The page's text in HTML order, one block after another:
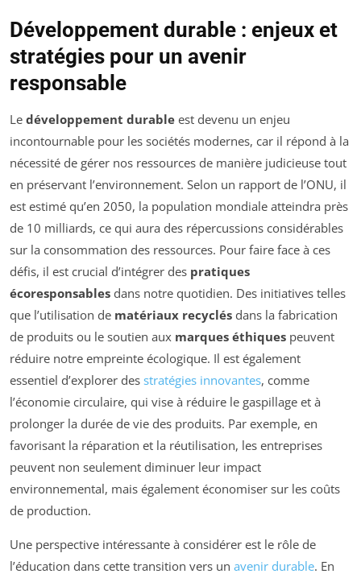
Développement durable : enjeux et
stratégies pour un avenir
responsable
Le développement durable est devenu un enjeu
incontournable pour les sociétés modernes, car il répond à la
nécessité de gérer nos ressources de manière judicieuse tout
en préservant l’environnement. Selon un rapport de l’ONU, il
est estimé qu’en 2050, la population mondiale atteindra près
de 10 milliards, ce qui aura des répercussions considérables
sur la consommation des ressources. Pour faire face à ces
défis, il est crucial d’intégrer des pratiques
écoresponsables dans notre quotidien. Des initiatives telles
que l’utilisation de matériaux recyclés dans la fabrication
de produits ou le soutien aux marques éthiques peuvent
réduire notre empreinte écologique. Il est également
essentiel d’explorer des stratégies innovantes, comme
l’économie circulaire, qui vise à réduire le gaspillage et à
prolonger la durée de vie des produits. Par exemple, en
favorisant la réparation et la réutilisation, les entreprises
peuvent non seulement diminuer leur impact
environnemental, mais également économiser sur les coûts
de production.
Une perspective intéressante à considérer est le rôle de
l’éducation dans cette transition vers un avenir durable. En